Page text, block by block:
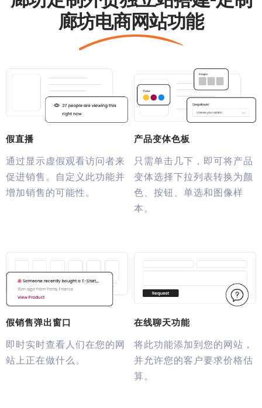
廊坊电商网站功能
假直播
通过显示虚假观看访问者来
促进销售。自定义此功能并
增加销售的可能性。
产品变体色板
只需单击几下，即可将产品
变体选择下拉列表转换为颜
色、按钮、单选和图像样
本。
假销售弹出窗口
即时实时查看人们在您的网
站上正在做什么。
在线聊天功能
将此功能添加到您的网站，
并允许您的客户要求价格估
算。